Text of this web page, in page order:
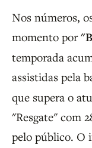
Nos números,
momento por
temporada
assistidas pela
que supera o
"Resgate" com
pelo público. O